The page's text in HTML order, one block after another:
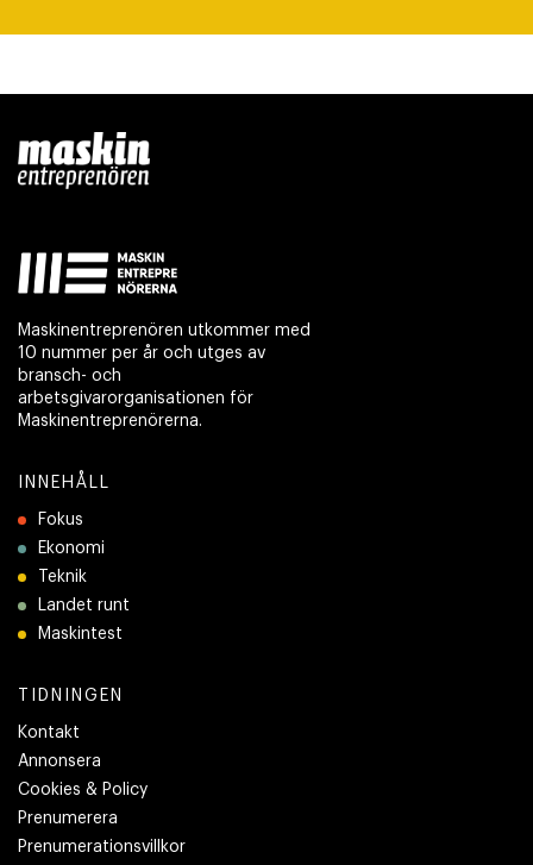
Maskinentreprenören utkommer med
10 nummer per år och utges av
bransch- och
arbetsgivarorganisationen för
Maskinentreprenörerna.
INNEHÅLL
Fokus
Ekonomi
Teknik
Landet runt
Maskintest
TIDNINGEN
Kontakt
Annonsera
Cookies & Policy
Prenumerera
Prenumerationsvillkor